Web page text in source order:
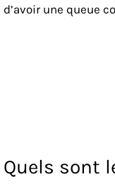
d’avoir une queue
Quels sont